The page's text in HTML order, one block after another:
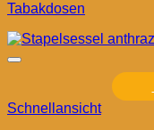
Tabakdosen
Schnellansicht